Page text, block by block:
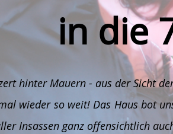
in die
hinter Mauern - aus der Sicht
wieder so weit! Das Haus bot
Insassen ganz offensichtlich